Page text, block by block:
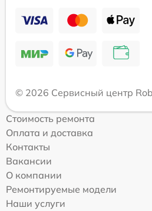
© 2026 Сервисный центр
Стоимость ремонта
Оплата и доставка
Контакты
Вакансии
О компании
Ремонтируемые модели
Наши услуги